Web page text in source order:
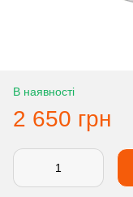
В наявності
2 650 грн